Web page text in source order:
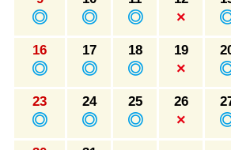
◎ ◎ ◎ ×
16
◎
17
◎
18
◎
19
×
23
◎
24
◎
25
◎
26
×
ご予約